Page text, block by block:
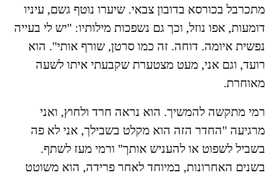
מתכרבל בכורסא בדובון צבאי. שיערו נוטף גשם, עיניו
דומעות, אפו נוזל, וכך גם נשפכות מילותיו: "יש לי בעייה
נפשית איומה. דוחה. זה כמו סרטן, שורף אותי". הוא
רועד, וגם אני, מעט מצטערת שקבעתי איתו לשעה
מאוחרת.
רמי מתקשה להמשיך. הוא נראה חרד ולחוץ, ואני
מרגיעה "החדר הזה הוא מקלט בשבילך, אני לא פה
בשביל לשפוט או להעניש אותך" ורמי מעז לשתף.
בשנים האחרונות, במיוחד לאחר פרידה, הוא משוטט